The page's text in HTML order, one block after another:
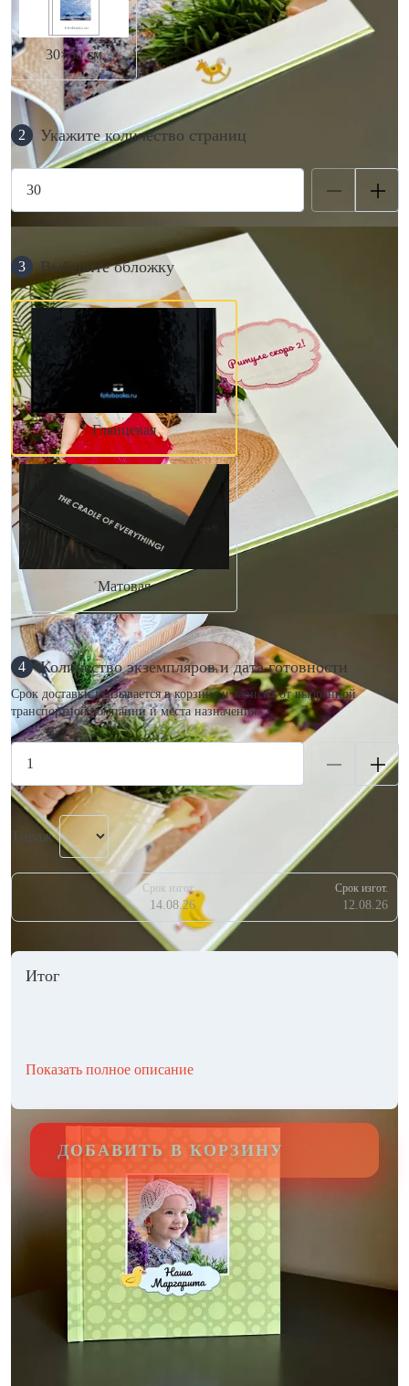
30×30 см
2 Укажите количество страниц
3 Выберите обложку
Глянцевая
Матовая
4 Количество экземпляров и дата готовности
Срок доставки указывается в корзине и зависит от выбранной
транспортной компании и места назначения.
Тираж
Срок изгот.
14.08.26
Срок изгот.
12.08.26
Итог
Показать полное описание
ДОБАВИТЬ В КОРЗИНУ
Другие стили фотокниг